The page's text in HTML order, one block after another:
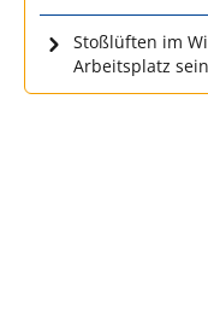
Stoßlüften im
Arbeitsplatz